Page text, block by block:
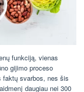
funkciją, vienas
gijimo proceso
faktų svarbos, nes šis
daugiau nei 300